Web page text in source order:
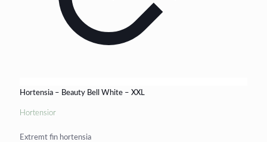
Hortensia – Beauty Bell White – XXL
Hortensior
Extremt fin hortensia